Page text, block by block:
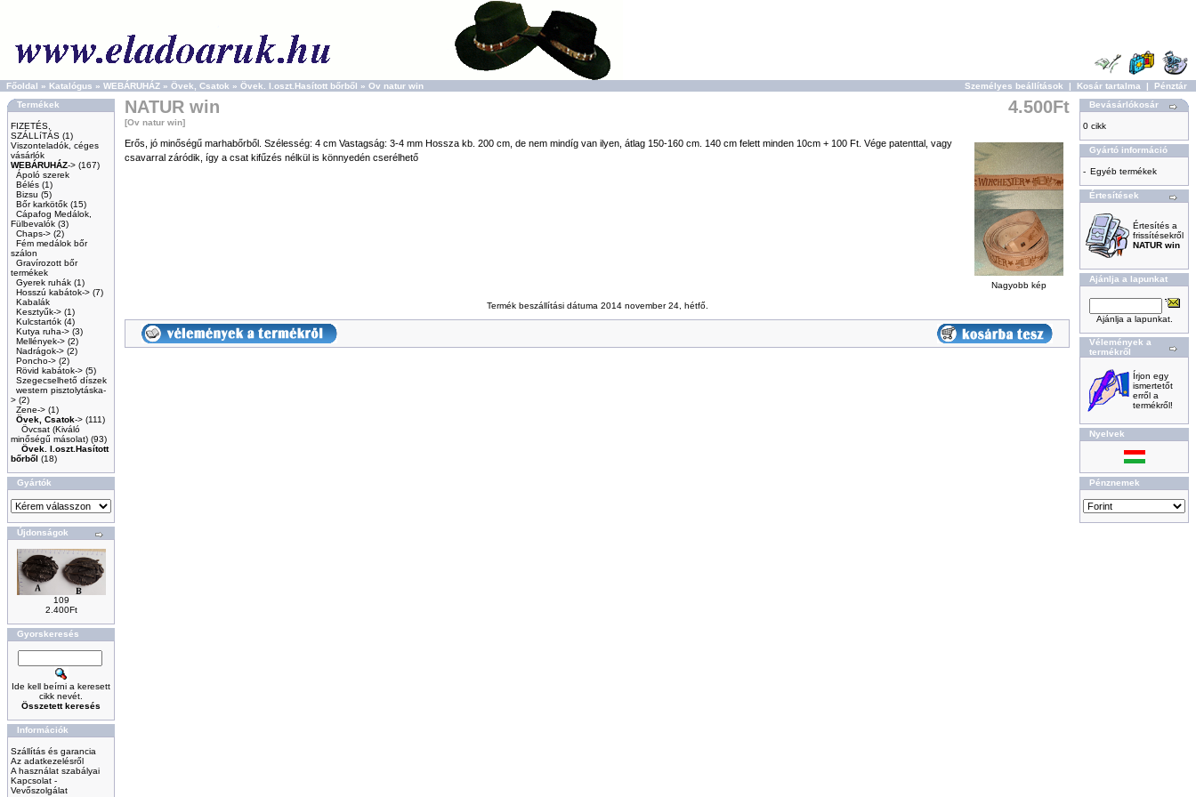
Főoldal » Katalógus » WEBÁRUHÁZ » Övek, Csatok » Övek. I.oszt.Hasított bőrből » Ov natur win Személyes beállítások | Kosár tartalma | Pénztár
Termékek
FIZETÉS,
SZÁLLíTÁS (1)
Viszonteladók, céges
vásárlók
WEBÁRUHÁZ-> (167)
Ápoló szerek
Bélés (1)
Bizsu (5)
Bőr karkötők (15)
Cápafog Medálok,
Fülbevalók (3)
Chaps-> (2)
Fém medálok bőr
szálon
Gravírozott bőr
termékek
Gyerek ruhák (1)
Hosszú kabátok-> (7)
Kabalák
Kesztyűk-> (1)
Kulcstartók (4)
Kutya ruha-> (3)
Mellények-> (2)
Nadrágok-> (2)
Poncho-> (2)
Rövid kabátok-> (5)
Szegecselhető díszek
western pisztolytáska-
> (2)
Zene-> (1)
Övek, Csatok-> (111)
Övcsat (Kiváló
minőségű másolat) (93)
Övek. I.oszt.Hasított
bőrből (18)
Gyártók
Újdonságok
109
2.400Ft
Gyorskeresés
Ide kell beírni a keresett
cikk nevét.
Összetett keresés
Információk
Szállítás és garancia
Az adatkezelésről
A használat szabályai
Kapcsolat -
Vevőszolgálat
NATUR win
[Ov natur win]
4.500Ft
Nagyobb kép
Erős, jó minőségű marhabőrből. Szélesség: 4 cm Vastagság: 3-4 mm Hossza kb. 200 cm, de nem mindíg van ilyen, átlag 150-160 cm. 140 cm felett minden 10cm + 100 Ft. Vége patenttal, vagy
csavarral záródik, így a csat kifűzés nélkül is könnyedén cserélhető
Termék beszállítási dátuma 2014 november 24, hétfő.
Bevásárlókosár
0 cikk
Gyártó információ
- Egyéb termékek
Értesítések
Értesítés a
frissítésekről
NATUR win
Ajánlja a lapunkat
Ajánlja a lapunkat.
Vélemények a
termékről
Írjon egy
ismertetőt
erről a
termékről!
Nyelvek
Pénznemek